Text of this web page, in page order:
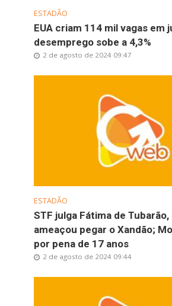
ESTADÃO
EUA criam 114 mil vagas em
desemprego sobe a 4,3%
2 de agosto de 2024 09:47
ESTADÃO
STF julga Fátima de Tubarão,
ameaçou pegar o Xandão;
por pena de 17 anos
2 de agosto de 2024 09:44